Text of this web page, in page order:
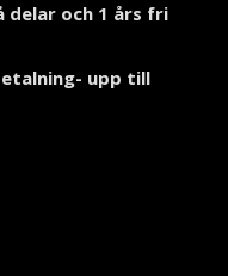
delar och 1 års fri
upp till